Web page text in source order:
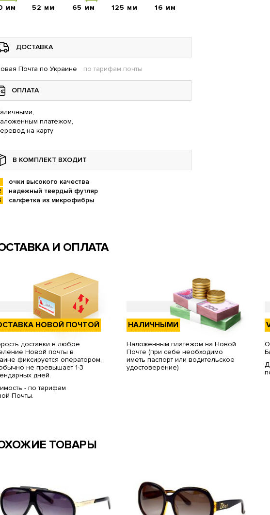
мм 52 мм 65 мм 125 мм 16 мм
ДОСТАВКА
Почта по Украине по тарифам почты
ОПЛАТА
платежом,
на карту
В КОМПЛЕКТ ВХОДИТ
очки высокого качества
надежный твердый футляр
салфетка из микрофибры
И ОПЛАТА
НОВОЙ ПОЧТОЙ
доставки в любое
Новой почты в
фиксируется оператором,
не превышает 1-3
дней.
- по тарифам
Почты.
НАЛИЧНЫМИ
Наложенным платежом на Новой
Почте (при себе необходимо
иметь паспорт или водительское
удостоверение)
ТОВАРЫ